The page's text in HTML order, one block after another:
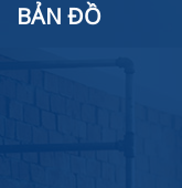
BẢN ĐỒ